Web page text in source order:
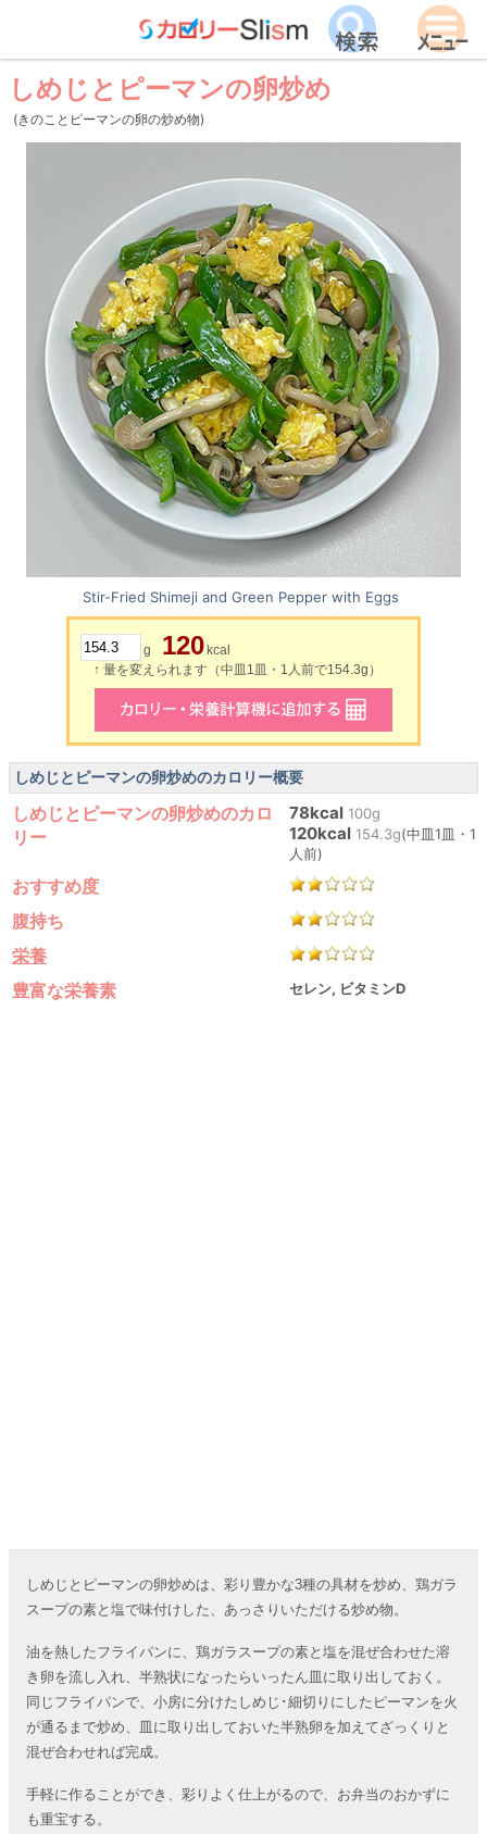
しめじとピーマンの卵炒め
(きのことピーマンの卵の炒め物)
Stir-Fried Shimeji and Green Pepper with Eggs
g 120 kcal
↑ 量を変えられます（中皿1皿・1人前で154.3g）
しめじとピーマンの卵炒めのカロリー概要
しめじとピーマンの卵炒めのカロ
リー
78kcal 100g
120kcal 154.3g(中皿1皿・1
人前)
おすすめ度
腹持ち
栄養
豊富な栄養素
セレン, ビタミンD
しめじとピーマンの卵炒めは、彩り豊かな3種の具材を炒め、鶏ガラ
スープの素と塩で味付けした、あっさりいただける炒め物。
油を熱したフライパンに、鶏ガラスープの素と塩を混ぜ合わせた溶
き卵を流し入れ、半熟状になったらいったん皿に取り出しておく。
同じフライパンで、小房に分けたしめじ･細切りにしたピーマンを火
が通るまで炒め、皿に取り出しておいた半熟卵を加えてざっくりと
混ぜ合わせれば完成。
手軽に作ることができ、彩りよく仕上がるので、お弁当のおかずに
も重宝する。